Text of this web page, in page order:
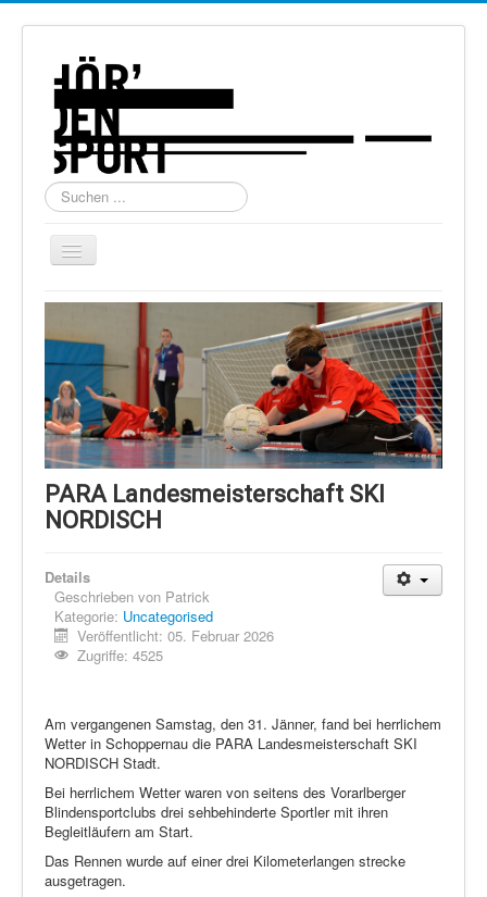
Suchen
...
Navigation
Home
Über uns
Torball
Schießen
Schi Alpin
Schi Nordisch
Laufen
Datenschutz
PARA Landesmeisterschaft SKI
NORDISCH
Details
Geschrieben von Patrick
Kategorie: Uncategorised
Veröffentlicht: 05. Februar 2026
Zugriffe: 4525
Am vergangenen Samstag, den 31. Jänner, fand bei herrlichem
Wetter in Schoppernau die PARA Landesmeisterschaft SKI
NORDISCH Stadt.
Bei herrlichem Wetter waren von seitens des Vorarlberger
Blindensportclubs drei sehbehinderte Sportler mit ihren
Begleitläufern am Start.
Das Rennen wurde auf einer drei Kilometerlangen strecke
ausgetragen.